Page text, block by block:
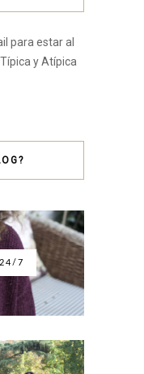
para estar al
y Atípica
7